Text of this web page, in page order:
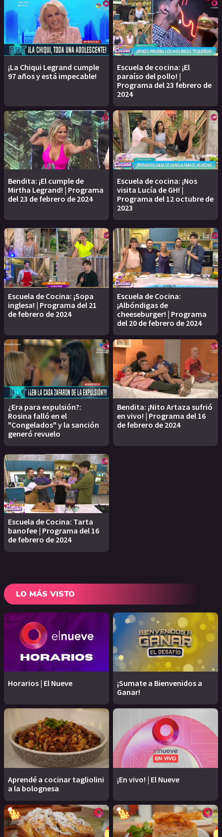
¡La Chiqui Legrand cumple
97 años y está impecable!
Escuela de cocina: ¡El
paraíso del pollo! |
Programa del 23 febrero de
2024
Bendita: ¡El cumple de
Mirtha Legrand! | Programa
del 23 de febrero de 2024
Escuela de cocina: ¡Nos
visita Lucía de GH! |
Programa del 12 octubre de
2023
Escuela de Cocina: ¡Sopa
inglesa! | Programa del 21
de febrero de 2024
Escuela de Cocina:
¡Albóndigas de
cheeseburger! | Programa
del 20 de febrero de 2024
¿Era para expulsión?:
Rosina falló en el
"Congelados" y la sanción
generó revuelo
Bendita: ¡Nito Artaza sufrió
en vivo! | Programa del 16
de febrero de 2024
Escuela de Cocina: Tarta
banofee | Programa del 16
de febrero de 2024
LO MÁS VISTO
Horarios | El Nueve
¡Sumate a Bienvenidos a
Ganar!
Aprendé a cocinar tagliolini
a la bolognesa
¡En vivo! | El Nueve